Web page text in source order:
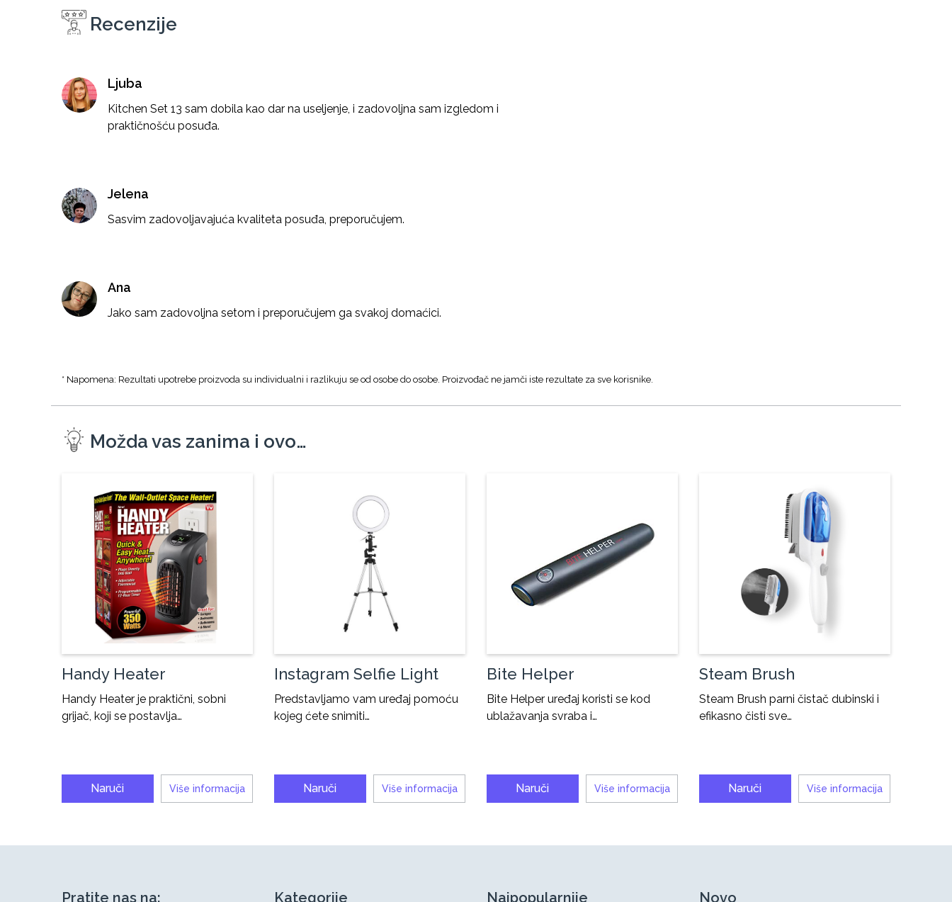
Recenzije
Ljuba
Kitchen Set 13 sam dobila kao dar na useljenje, i zadovoljna sam izgledom i
praktičnošću posuđa.
Jelena
Sasvim zadovoljavajuća kvaliteta posuđa, preporučujem.
Ana
Jako sam zadovoljna setom i preporučujem ga svakoj domaćici.
* Napomena: Rezultati upotrebe proizvoda su individualni i razlikuju se od osobe do osobe. Proizvođač ne jamči iste rezultate za sve korisnike.
Možda vas zanima i ovo…
Handy Heater
Handy Heater je praktični, sobni
grijač, koji se postavlja…
Naruči Više informacija
Instagram Selfie Light
Predstavljamo vam uređaj pomoću
kojeg ćete snimiti…
Naruči Više informacija
Bite Helper
Bite Helper uređaj koristi se kod
ublažavanja svraba i…
Naruči Više informacija
Steam Brush
Steam Brush parni čistač dubinski i
efikasno čisti sve…
Naruči Više informacija
Pratite nas na: Kategorije Najpopularnije Novo